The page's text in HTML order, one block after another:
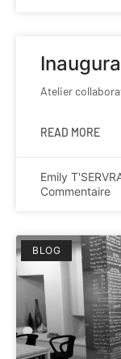
Atelier
READ MORE
Emily
Commentaire
BLOG